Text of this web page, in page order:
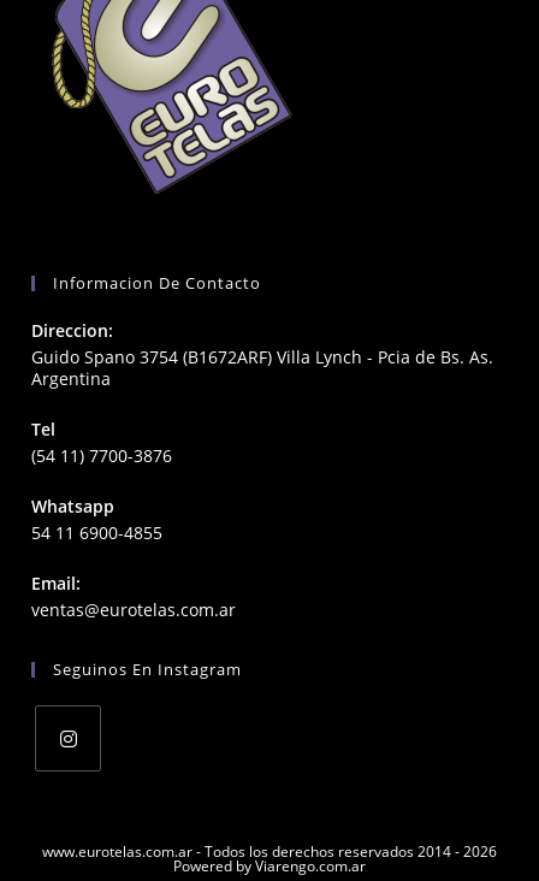
Informacion De Contacto
Direccion:
Guido Spano 3754 (B1672ARF) Villa Lynch - Pcia de Bs. As.
Argentina
Tel
(54 11) 7700-3876
Whatsapp
54 11 6900-4855
Email:
ventas@eurotelas.com.arOpens
application
Seguinos En Instagram
awww.eurotelas.com.ar - Todos los derechos reservados 2014 - 2026
Powered by Viarengo.com.ar